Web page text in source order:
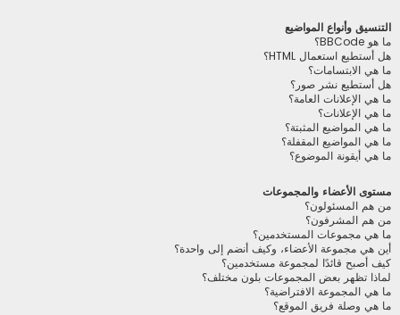
التنسيق وأنواع المواضيع
ما هو BBCode؟
هل أستطيع استعمال HTML؟
ما هي الابتسامات؟
هل أستطيع نشر صور؟
ما هي الإعلانات العامة؟
ما هي الإعلانات؟
ما هي المواضيع المثبتة؟
ما هي المواضيع المقفلة؟
ما هي أيقونة الموضوع؟
مستوى الأعضاء والمجموعات
من هم المسئولون؟
من هم المشرفون؟
ما هي مجموعات المستخدمين؟
أين هي مجموعة الأعضاء، وكيف أنضم إلى واحدة؟
كيف أصبح قائدًا لمجموعة مستخدمين؟
لماذا تظهر بعض المجموعات بلون مختلف؟
ما هي المجموعة الافتراضية؟
ما هي وصلة فريق الموقع؟